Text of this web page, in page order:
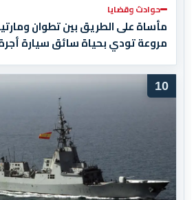
حوادث وقضايا
مأساة على الطريق بين تطوان
مروعة تودي بحياة سائق سيارة
10